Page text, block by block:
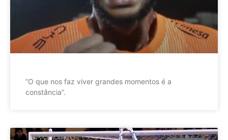
”O que nos faz viver grandes momentos é a
constância”.